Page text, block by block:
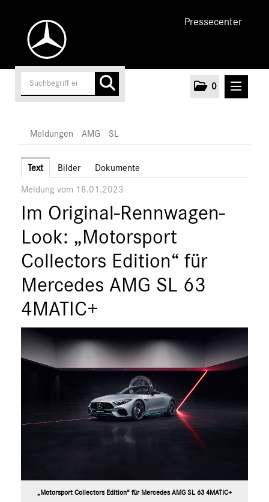
Pressecenter
0
Unternehmen
Cars
AMG
C-Klasse
E-Klasse
SL
SLC
GLC
smart
G-Klasse
Meldungen AMG SL
Text Bilder Dokumente
Meldung vom 18.01.2023
Im Original-Rennwagen-
Look: „Motorsport
Collectors Edition“ für
Mercedes AMG SL 63
4MATIC+
„Motorsport Collectors Edition“ für Mercedes AMG SL 63 4MATIC+